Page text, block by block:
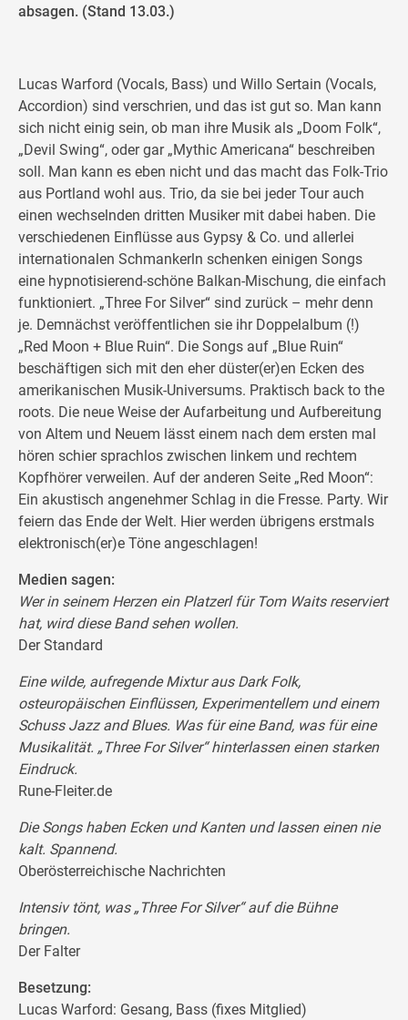
absagen. (Stand 13.03.)
Lucas Warford (Vocals, Bass) und Willo Sertain (Vocals,
Accordion) sind verschrien, und das ist gut so. Man kann
sich nicht einig sein, ob man ihre Musik als „Doom Folk“,
„Devil Swing“, oder gar „Mythic Americana“ beschreiben
soll. Man kann es eben nicht und das macht das Folk-Trio
aus Portland wohl aus. Trio, da sie bei jeder Tour auch
einen wechselnden dritten Musiker mit dabei haben. Die
verschiedenen Einflüsse aus Gypsy & Co. und allerlei
internationalen Schmankerln schenken einigen Songs
eine hypnotisierend-schöne Balkan-Mischung, die einfach
funktioniert. „Three For Silver“ sind zurück – mehr denn
je. Demnächst veröffentlichen sie ihr Doppelalbum (!)
„Red Moon + Blue Ruin“. Die Songs auf „Blue Ruin“
beschäftigen sich mit den eher düster(er)en Ecken des
amerikanischen Musik-Universums. Praktisch back to the
roots. Die neue Weise der Aufarbeitung und Aufbereitung
von Altem und Neuem lässt einem nach dem ersten mal
hören schier sprachlos zwischen linkem und rechtem
Kopfhörer verweilen. Auf der anderen Seite „Red Moon“:
Ein akustisch angenehmer Schlag in die Fresse. Party. Wir
feiern das Ende der Welt. Hier werden übrigens erstmals
elektronisch(er)e Töne angeschlagen!
Medien sagen:
Wer in seinem Herzen ein Platzerl für Tom Waits reserviert
hat, wird diese Band sehen wollen.
Der Standard
Eine wilde, aufregende Mixtur aus Dark Folk,
osteuropäischen Einflüssen, Experimentellem und einem
Schuss Jazz and Blues. Was für eine Band, was für eine
Musikalität. „Three For Silver“ hinterlassen einen starken
Eindruck.
Rune-Fleiter.de
Die Songs haben Ecken und Kanten und lassen einen nie
kalt. Spannend.
Oberösterreichische Nachrichten
Intensiv tönt, was „Three For Silver“ auf die Bühne
bringen.
Der Falter
Besetzung:
Lucas Warford: Gesang, Bass (fixes Mitglied)